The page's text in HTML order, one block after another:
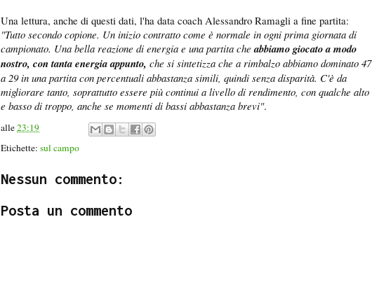
Una lettura, anche di questi dati, l'ha data coach Alessandro Ramagli a fine partita:
"Tutto secondo copione. Un inizio contratto come è normale in ogni prima giornata di
campionato. Una bella reazione di energia e una partita che abbiamo giocato a modo
nostro, con tanta energia appunto, che si sintetizza che a rimbalzo abbiamo dominato 47
a 29 in una partita con percentuali abbastanza simili, quindi senza disparità. C'è da
migliorare tanto, soprattutto essere più continui a livello di rendimento, con qualche alto
e basso di troppo, anche se momenti di bassi abbastanza brevi".
alle23:19
Etichette: sul campo
Nessun commento:
Posta un commento